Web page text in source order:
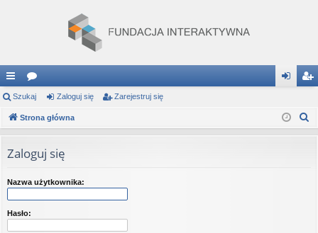
ię
ce
…
or
a og ej
Szukaj Zaloguj się Zarejestruj się
Strona główna
Zaloguj się
Nazwa użytkownika:
Hasło: